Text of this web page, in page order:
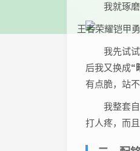
我就琢
我先试
后我又换成“
有点脆，站不
我整套自
打人疼，而